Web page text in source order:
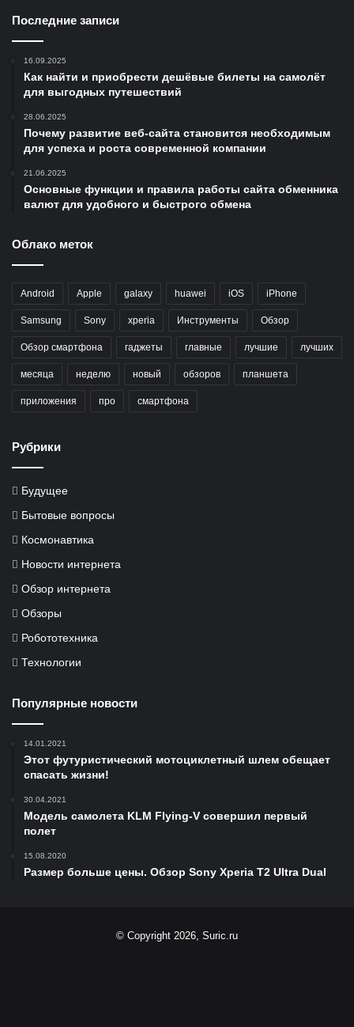
Последние записи
16.09.2025
Как найти и приобрести дешёвые билеты на самолёт
для выгодных путешествий
28.06.2025
Почему развитие веб-сайта становится необходимым
для успеха и роста современной компании
21.06.2025
Основные функции и правила работы сайта обменника
валют для удобного и быстрого обмена
Облако меток
Android Apple galaxy huawei iOS iPhone
Samsung Sony xperia Инструменты Обзор
Обзор смартфона гаджеты главные лучшие лучших
месяца неделю новый обзоров планшета
приложения про смартфона
Рубрики
Будущее
Бытовые вопросы
Космонавтика
Новости интернета
Обзор интернета
Обзоры
Робототехника
Технологии
Популярные новости
14.01.2021
Этот футуристический мотоциклетный шлем обещает
спасать жизни!
30.04.2021
Модель самолета KLM Flying-V совершил первый
полет
15.08.2020
Размер больше цены. Обзор Sony Xperia T2 Ultra Dual
© Copyright 2026, Suric.ru